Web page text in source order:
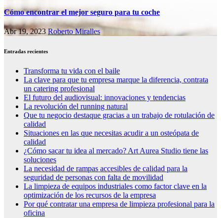
Cómo encontrar el mejor seguro para tu coche
Abr 19, 2023Roberto Miralles
Entradas recientes
Transforma tu vida con el baile
La clave para que tu empresa marque la diferencia, contrata
un catering profesional
El futuro del audiovisual: innovaciones y tendencias
La revolución del running natural
Que tu negocio destaque gracias a un trabajo de rotulación de
calidad
Situaciones en las que necesitas acudir a un osteópata de
calidad
¿Cómo sacar tu idea al mercado? Art Aurea Studio tiene las
soluciones
La necesidad de rampas accesibles de calidad para la
seguridad de personas con falta de movilidad
La limpieza de equipos industriales como factor clave en la
optimización de los recursos de la empresa
Por qué contratar una empresa de limpieza profesional para la
oficina